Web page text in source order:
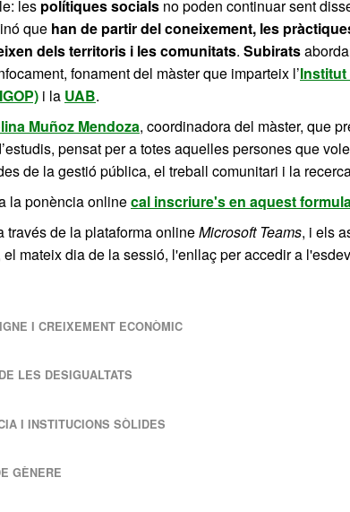
les polítiques socials no poden continuar sent
que han de partir del coneixement, les
dels territoris i les comunitats. Subirats
fonament del màster que imparteix l’Institut
i la UAB.
Muñoz Mendoza, coordinadora del màster, que
pensat per a totes aquelles persones que
de la gestió pública, el treball comunitari i la
la ponència onlinecal inscriure's en aquest
través de la plataforma onlineMicrosoft Teams, i els
mateix dia de la sessió, l'enllaç per accedir a
I CREIXEMENT ECONÒMIC
LES DESIGUALTATS
I INSTITUCIONS SÒLIDES
GÈNERE